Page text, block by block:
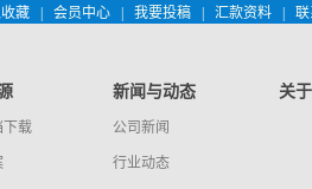
藏 会员中心 我要投稿 汇款资料
下载
新闻与动态
公司新闻
行业动态
关